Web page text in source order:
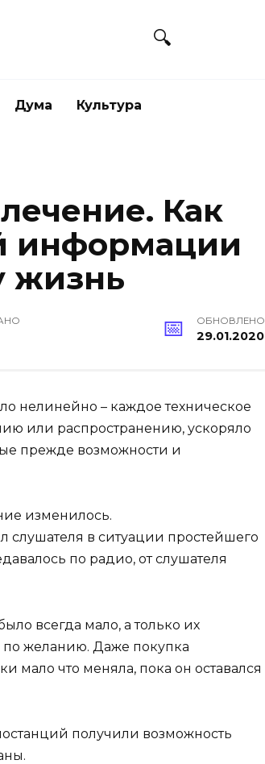
Дума Культура
Как
информации
жизнь
ОБНОВЛЕНО
29.01.2020
нелинейно – каждое техническое
или распространению, ускоряло
прежде возможности и
изменилось.
в ситуации простейшего
по радио, от слушателя
всегда мало, а только их
по желанию. Даже покупка
мало что меняла, пока он оставался
получили возможность